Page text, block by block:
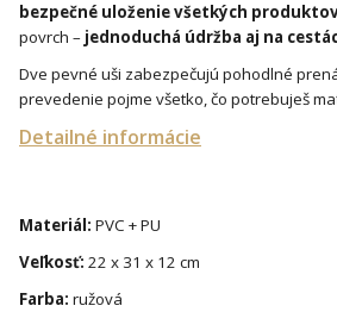
bezpečné uloženie všetkých
povrch – jednoduchá údržba aj na
Dve pevné uši zabezpečujú pohodlné
prevedenie pojme všetko, čo potrebuješ
Detailné informácie
Materiál: PVC + PU
Veľkosť: 22 x 31 x 12 cm
Farba: ružová